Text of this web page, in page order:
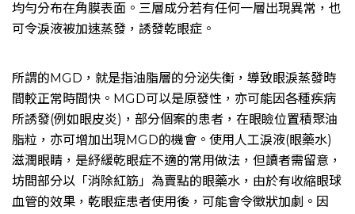
均勻分布在角膜表面。三層成分若有任何一層出現異常，也
可令淚液被加速蒸發，誘發乾眼症。
所謂的MGD，就是指油脂層的分泌失衡，導致眼淚蒸發時
間較正常時間快。MGD可以是原發性，亦可能因各種疾病
所誘發(例如眼皮炎)，部分個案的患者，在眼瞼位置積聚油
脂粒，亦可增加出現MGD的機會。使用人工淚液(眼藥水)
滋潤眼睛，是紓緩乾眼症不適的常用做法，但讀者需留意，
坊間部分以「消除紅筋」為賣點的眼藥水，由於有收縮眼球
血管的效果，乾眼症患者使用後，可能會令徵狀加劇。因